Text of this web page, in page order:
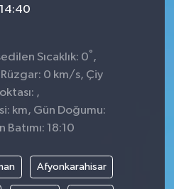
14:40
Sıcaklık: 0° ,
Rüzgar: 0 km/s, Çiy
,
km, Gün Doğumu:
Batımı: 18:10
Afyonkarahisar